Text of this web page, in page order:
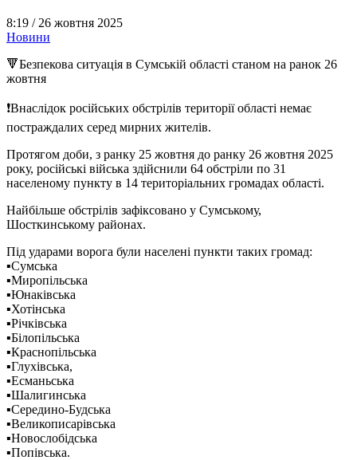
8:19 / 26 жовтня 2025
Новини
🔻Безпекова ситуація в Сумській області станом на ранок 26
жовтня
❗Внаслідок російських обстрілів території області немає
постраждалих серед мирних жителів.
Протягом доби, з ранку 25 жовтня до ранку 26 жовтня 2025
року, російські війська здійснили 64 обстріли по 31
населеному пункту в 14 територіальних громадах області.
Найбільше обстрілів зафіксовано у Сумському,
Шосткинському районах.
Під ударами ворога були населені пункти таких громад:
▪️Сумська
▪️Миропільська
▪️Юнаківська
▪️Хотінська
▪️Річківська
▪️Білопільська
▪️Краснопільська
▪️Глухівська,
▪️Есманьська
▪️Шалигинська
▪️Середино-Будська
▪️Великописарівська
▪️Новослобідська
▪️Попівська.